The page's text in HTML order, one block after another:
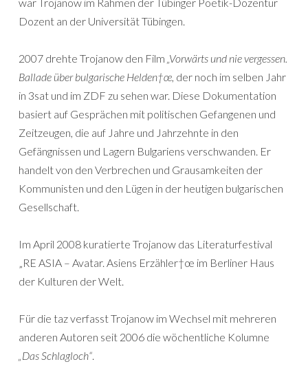
Dozent an der Universität Tübingen.
2007 drehte Trojanow den Film „Vorwärts und nie vergessen.
Ballade über bulgarische Helden†œ, der noch im selben Jahr
in 3sat und im ZDF zu sehen war. Diese Dokumentation
basiert auf Gesprächen mit politischen Gefangenen und
Zeitzeugen, die auf Jahre und Jahrzehnte in den
Gefängnissen und Lagern Bulgariens verschwanden. Er
handelt von den Verbrechen und Grausamkeiten der
Kommunisten und den Lügen in der heutigen bulgarischen
Gesellschaft.
Im April 2008 kuratierte Trojanow das Literaturfestival
„RE ASIA – Avatar. Asiens Erzähler†œ im Berliner Haus
der Kulturen der Welt.
Für die taz verfasst Trojanow im Wechsel mit mehreren
anderen Autoren seit 2006 die wöchentliche Kolumne
„Das Schlagloch“.